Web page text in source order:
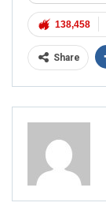
138,458
Share